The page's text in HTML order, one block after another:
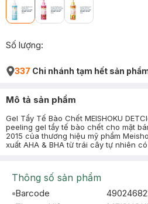
Số lượng:
337 Chi nhánh tạm hết sản
Mô tả sản phẩm
Gel Tẩy Tế Bào Chết MEISHOKU
peeling gel tẩy tế bào chết cho mặt
2015 của thương hiệu mỹ phẩm
xuất AHA & BHA từ trái cây tự nhiên
Thông số sản phẩm
Barcode